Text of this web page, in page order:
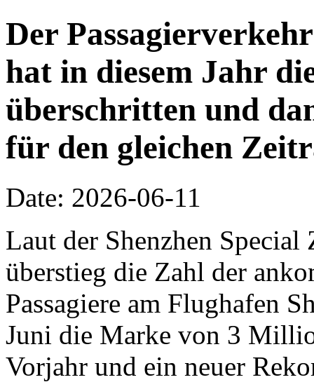
Der
hat in diesem Jahr
überschritten und
für den gleichen
Date: 2026-06-11
Laut der Shenzhen
überstieg die Zahl der
Passagiere am Flughafen
Juni die Marke von 3
Vorjahr und ein neuer